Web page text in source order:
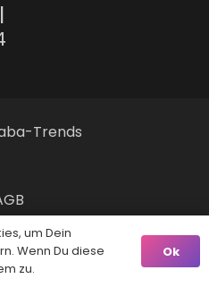
Trends
um Dein
Wenn Du diese
zu.
Ok